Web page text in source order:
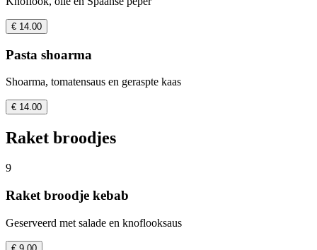
€ 14.00
Pasta shoarma
Shoarma, tomatensaus en geraspte kaas
€ 14.00
Raket broodjes
9
Raket broodje kebab
Geserveerd met salade en knoflooksaus